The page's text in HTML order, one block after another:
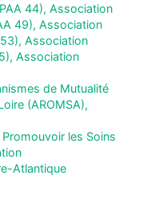
44), Association
49), Association
Association
Association
de Mutualité
(AROMSA),
les Soins
Atlantique